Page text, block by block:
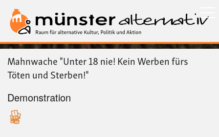
zum
Inhalt
Mahnwache "Unter 18 nie! Kein Werben fürs
Töten und Sterben!"
Demonstration